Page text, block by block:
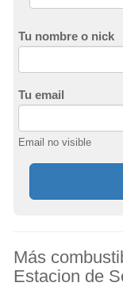
Tu nombre o nick
Tu email
Email no visible
Más
Estacion de